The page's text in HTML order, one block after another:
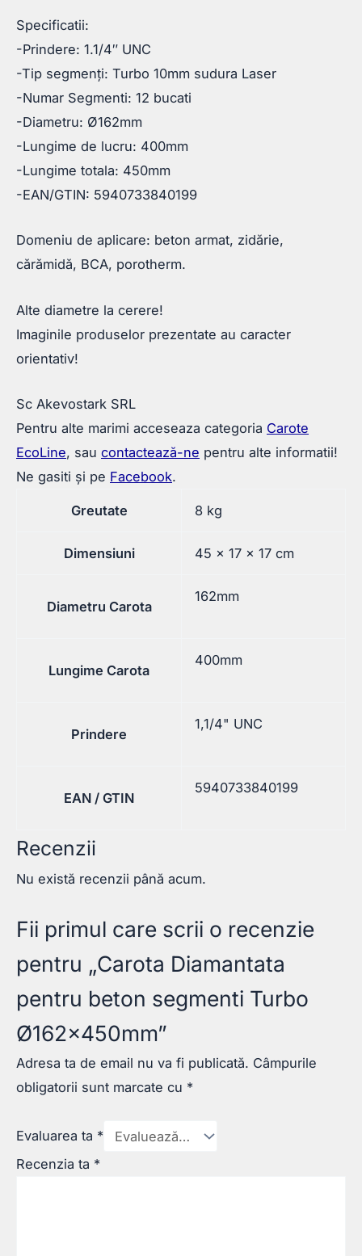
Specificatii:
-Prindere: 1.1/4″ UNC
-Tip segmenți: Turbo 10mm sudura Laser
-Numar Segmenti: 12 bucati
-Diametru: Ø162mm
-Lungime de lucru: 400mm
-Lungime totala: 450mm
-EAN/GTIN: 5940733840199
Domeniu de aplicare: beton armat, zidărie,
cărămidă, BCA, porotherm.
Alte diametre la cerere!
Imaginile produselor prezentate au caracter
orientativ!
Sc Akevostark SRL
Pentru alte marimi acceseaza categoria Carote
EcoLine, sau contactează-ne pentru alte informatii!
Ne gasiti și pe Facebook.
Greutate 8 kg
Dimensiuni 45 × 17 × 17 cm
Diametru Carota
162mm
Lungime Carota
400mm
Prindere
1,1/4" UNC
EAN / GTIN
5940733840199
Recenzii
Nu există recenzii până acum.
Fii primul care scrii o recenzie
pentru „Carota Diamantata
pentru beton segmenti Turbo
Ø162x450mm”
Adresa ta de email nu va fi publicată. Câmpurile
obligatorii sunt marcate cu *
Evaluarea ta *
Recenzia ta *